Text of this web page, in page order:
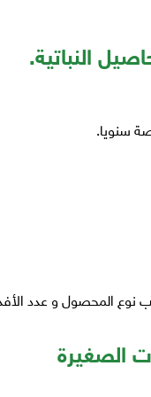
النباتية.
نوع المحصول و عدد
الصغيرة